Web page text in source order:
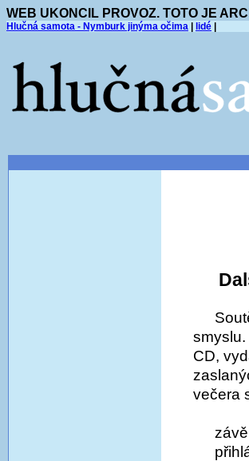
WEB UKONCIL PROVOZ. TOTO JE
Hlučná samota - Nymburk jinýma očima lidé
CD,
večera